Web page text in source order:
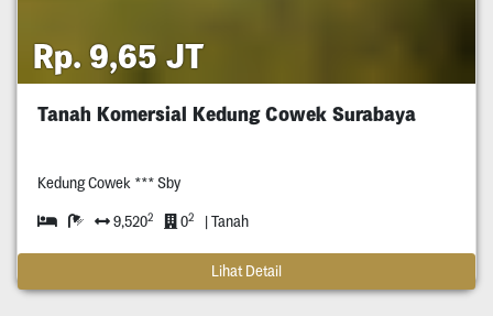
Rp. 9,65 JT
Tanah Komersial Kedung Cowek Surabaya
Kedung Cowek *** Sby
9,5202 02 | Tanah
Lihat Detail